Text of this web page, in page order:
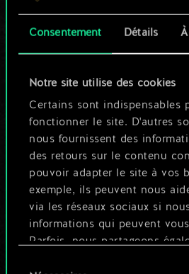
Consentement Détails
Notre site utilise des cookies
Certains sont indispensables
fonctionner le site. D'autres
nous fournissent des
des retours sur le contenu
pouvoir adapter le site à vos
exemple, ils peuvent nous
via les réseaux sociaux si
informations qui peuvent
Parfois, nous partageons
Pour
n'est qu'un
cartes
Mais cela
tellement
Nommer ce jeu et
Modifier le